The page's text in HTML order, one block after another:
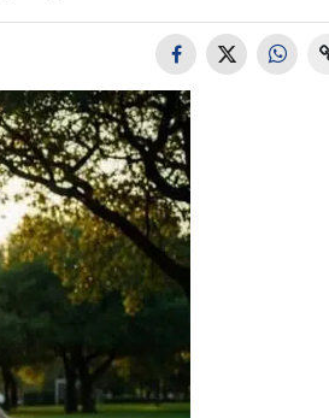
Bingöl
Bitlis
Bolu
Burdur
Çanakkale
Çankırı